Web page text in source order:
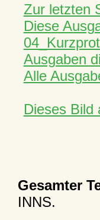
Zur letzten
Diese
Ausgaben
Alle
Dieses Bild
Gesamter
INNS.